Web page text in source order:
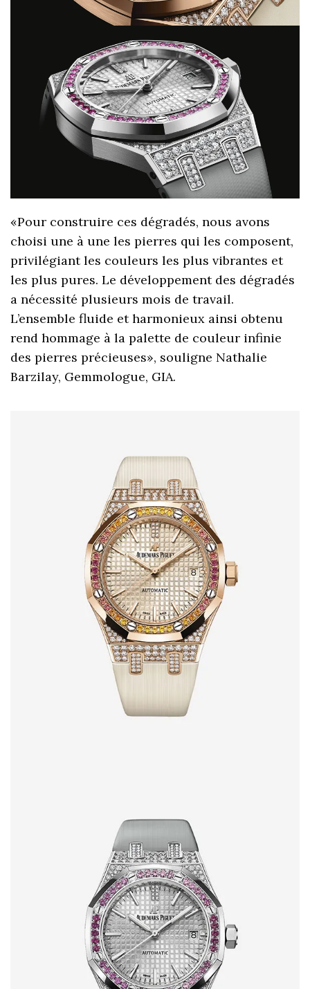
«Pour construire ces dégradés, nous avons
choisi une à une les pierres qui les composent,
privilégiant les couleurs les plus vibrantes et
les plus pures. Le développement des dégradés
a nécessité plusieurs mois de travail.
L’ensemble fluide et harmonieux ainsi obtenu
rend hommage à la palette de couleur infinie
des pierres précieuses», souligne Nathalie
Barzilay, Gemmologue, GIA.